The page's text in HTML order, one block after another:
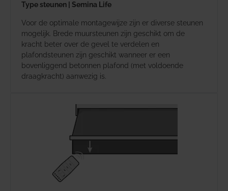
Type steunen | Semina Life
Voor de optimale montagewijze zijn er diverse steunen
mogelijk. Brede muursteunen zijn geschikt om de
kracht beter over de gevel te verdelen en
plafondsteunen zijn geschikt wanneer er een
bovenliggend betonnen plafond (met voldoende
draagkracht) aanwezig is.